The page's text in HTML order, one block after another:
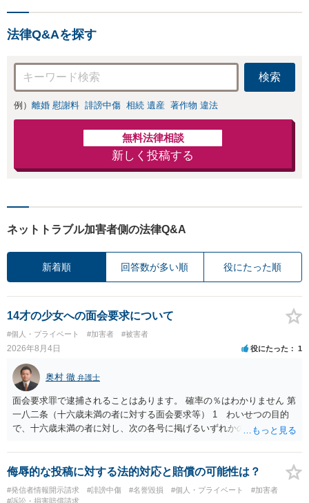
は損をしてしまうかもしれ
法律Q&Aを探す
検索
例） 離婚 慰謝料 誹謗中傷 相続 遺産 著作物 違法
無料法律相談
新しく投稿する
ネットトラブル加害者側の法律Q&A
新着順 回答数が多い順 役にたった順
14才の少女への面会要求について
#個人・プライベート #加害者 #被害者
2026年8月4日 役にたった 1
奥村 徹 弁護士
面会要求罪で逮捕されることはあります。 確率の％はわかりません 第
一八二条（十六歳未満の者に対する面会要求等） 1 わいせつの目的
で、十六歳未満の者に対し、次の各号に掲げるいずれかの行為をした
が生まれた日より五年以上前の日に生まれた者に限る。）は、一年以
下の拘禁刑又は五十万円以下の罰金に処する。 一 威迫し、偽計を用
い又は誘惑して面会を要求すること。 二 拒まれたにもかかわらず、
反復して面会を要求すること。 三 金銭その他の利益を供与し、又は
侮辱的な投稿に対する法的対応と賠償の可能性は？
#発信者情報開示請求 #誹謗中傷 #名誉毀損 #個人・プライベート
#加害者
#訴訟・損害賠償請求